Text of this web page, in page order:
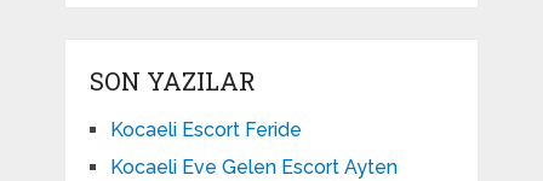
SON YAZILAR
Kocaeli Escort Feride
Kocaeli Eve Gelen Escort Ayten